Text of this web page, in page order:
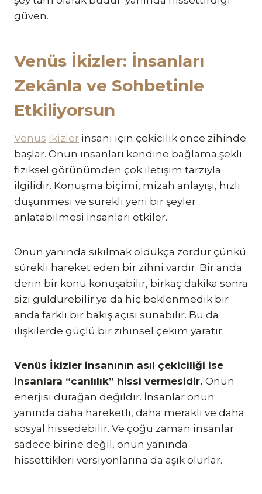
güven.
Venüs İkizler: İnsanları
Zekânla ve Sohbetinle
Etkiliyorsun
Venüs İkizler insanı için çekicilik önce zihinde
başlar. Onun insanları kendine bağlama şekli
fiziksel görünümden çok iletişim tarzıyla
ilgilidir. Konuşma biçimi, mizah anlayışı, hızlı
düşünmesi ve sürekli yeni bir şeyler
anlatabilmesi insanları etkiler.
Onun yanında sıkılmak oldukça zordur çünkü
sürekli hareket eden bir zihni vardır. Bir anda
derin bir konu konuşabilir, birkaç dakika sonra
sizi güldürebilir ya da hiç beklenmedik bir
anda farklı bir bakış açısı sunabilir. Bu da
ilişkilerde güçlü bir zihinsel çekim yaratır.
Venüs İkizler insanının asıl çekiciliği ise
insanlara “canlılık” hissi vermesidir. Onun
enerjisi durağan değildir. İnsanlar onun
yanında daha hareketli, daha meraklı ve daha
sosyal hissedebilir. Ve çoğu zaman insanlar
sadece birine değil, onun yanında
hissettikleri versiyonlarına da aşık olurlar.